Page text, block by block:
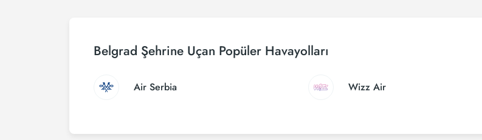
Belgrad Şehrine Uçan Popüler Havayolları
Air Serbia Wizz Air